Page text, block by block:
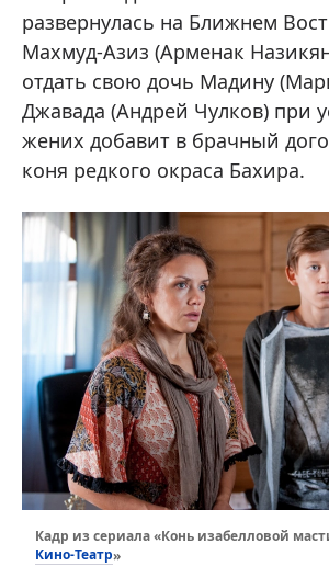
развернулась на Ближнем
Махмуд-Азиз (Арменак
отдать свою дочь Мадину
Джавада (Андрей Чулков) при
жених добавит в брачный
коня редкого окраса Бахира.
Кадр из сериала «Конь изабелловой
Кино-Театр»